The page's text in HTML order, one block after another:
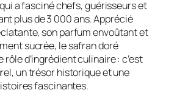
qui a fasciné chefs, guérisseurs et
plus de 3 000 ans. Apprécié
son parfum envoûtant et
sucrée, le safran doré
rôle d’ingrédient culinaire : c’est
un trésor historique et une
fascinantes.